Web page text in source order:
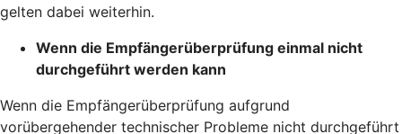
gelten dabei weiterhin.
Wenn die Empfängerüberprüfung einmal nicht
durchgeführt werden kann
Wenn die Empfängerüberprüfung aufgrund
vorübergehender technischer Probleme nicht durchgeführt